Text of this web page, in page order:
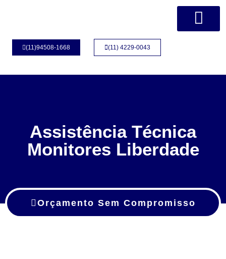
(11)94508-1668 (11) 4229-0043
Assistência Técnica
Monitores Liberdade
Orçamento Sem Compromisso